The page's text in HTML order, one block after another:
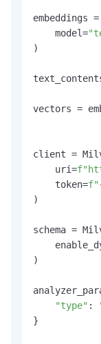
embeddings =
    model=
)
vectors =
client =
    uri=
    token=
f"
)
schema =
)
"type" :
}